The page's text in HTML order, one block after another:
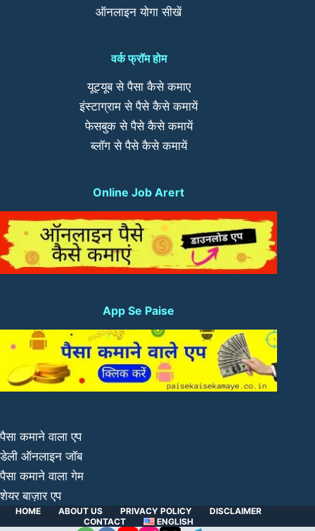
ऑनलाइन योगा सीखें
वर्क फ्रॉम होम
यूट्यूब से पैसा कैसे कमाए
इंस्टाग्राम से पैसे कैसे कमायें
फेसबुक से पैसे कैसे कमायें
ब्लॉग से पैसे कैसे कमायें
Online Job Arert
App Se Paise
पैसा कमाने वाला एप
डेली ऑनलाइन जॉब
पैसा कमाने वाला गेम
शेयर बाज़ार एप
HOME ABOUT US PRIVACY POLICY
DISCLAIMER
CONTACT
ENGLISH